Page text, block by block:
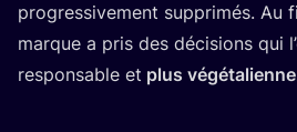
pro­gres­si­ve­ment sup­pri­més. Au
marque a pris des déci­sions qui
res­pon­sable et plus végé­ta­lienne